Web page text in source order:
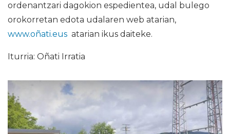
ordenantzari dagokion espedientea, udal bulego
orokorretan edota udalaren web atarian,
www.oñati.eus atarian ikus daiteke.
Iturria: Oñati Irratia